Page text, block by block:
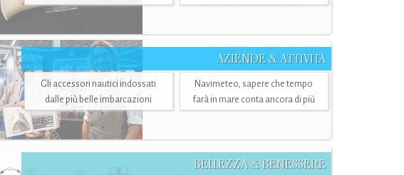
AZIENDE & ATTIVITÀ
Gli accessori nautici indossati
dalle più belle imbarcazioni
Navimeteo, sapere che tempo
farà in mare conta ancora di più
BELLEZZA & BENESSERE